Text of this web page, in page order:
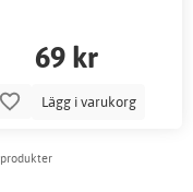
69 kr
Lägg i varukorg
produkter